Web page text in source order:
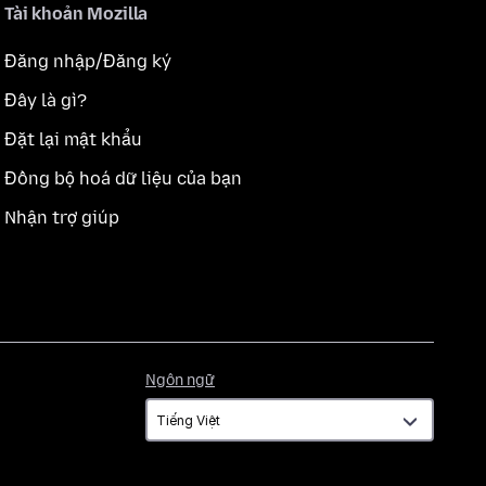
Tài khoản Mozilla
Đăng nhập/Đăng ký
Đây là gì?
Đặt lại mật khẩu
Đồng bộ hoá dữ liệu của bạn
Nhận trợ giúp
Ngôn ngữ
ngữ